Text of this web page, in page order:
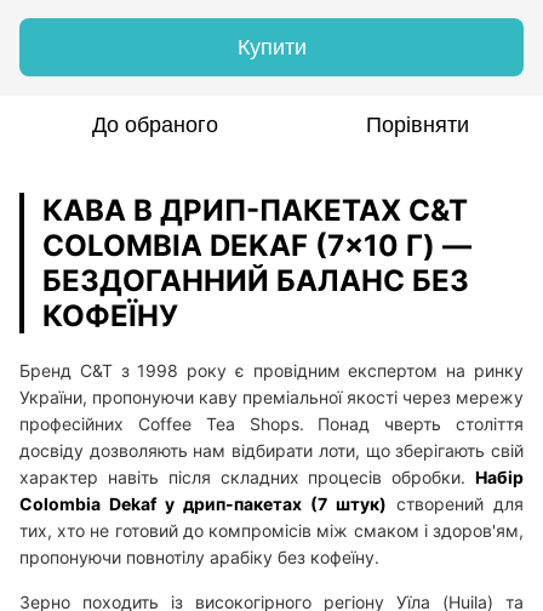
Купити
До обраного Порівняти
КАВА В ДРИП-ПАКЕТАХ C&T
COLOMBIA DEKAF (7×10 Г) —
БЕЗДОГАННИЙ БАЛАНС БЕЗ
КОФЕЇНУ
Бренд C&T з 1998 року є провідним експертом на ринку
України, пропонуючи каву преміальної якості через мережу
професійних Coffee Tea Shops. Понад чверть століття
досвіду дозволяють нам відбирати лоти, що зберігають свій
характер навіть після складних процесів обробки. Набір
Colombia Dekaf у дрип-пакетах (7 штук) створений для
тих, хто не готовий до компромісів між смаком і здоров'ям,
пропонуючи повнотілу арабіку без кофеїну.
Зерно походить із високогірного регіону Уїла (Huila) та